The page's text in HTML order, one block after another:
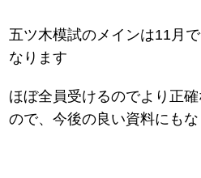
五ツ木模試のメインは11月
なります
ほぼ全員受けるのでより正
ので、今後の良い資料にも